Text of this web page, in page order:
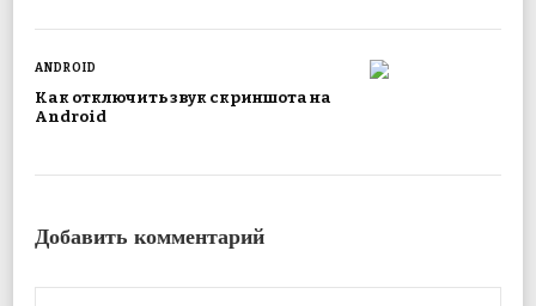
ANDROID
Как отключить звук скриншота на
Android
Добавить комментарий